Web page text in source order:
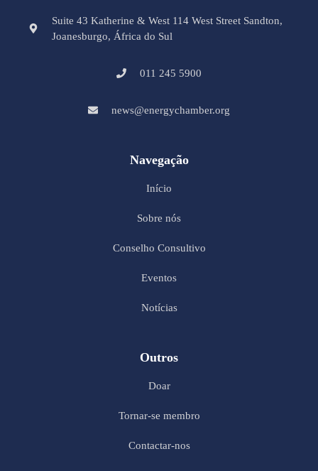
Suite 43 Katherine & West 114 West Street Sandton,
Joanesburgo, África do Sul
011 245 5900
news@energychamber.org
Navegação
Início
Sobre nós
Conselho Consultivo
Eventos
Notícias
Outros
Doar
Tornar-se membro
Contactar-nos